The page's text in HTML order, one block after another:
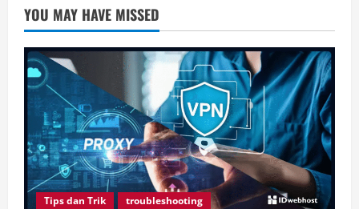
YOU MAY HAVE MISSED
Tips dan Trik troubleshooting